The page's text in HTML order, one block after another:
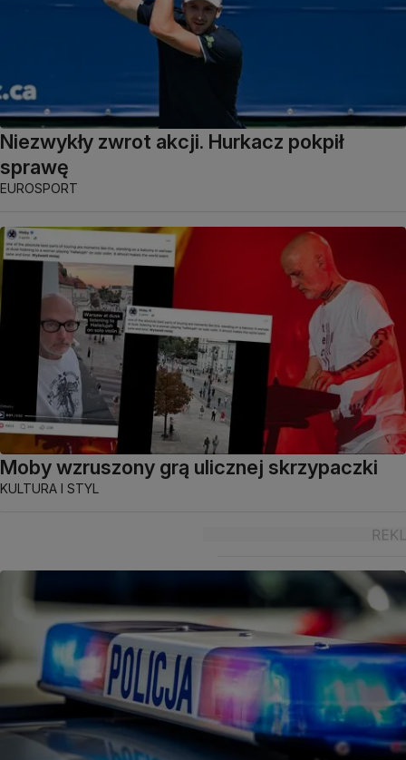
Niezwykły zwrot akcji. Hurkacz pokpił
sprawę
EUROSPORT
Moby wzruszony grą ulicznej skrzypaczki
KULTURA I STYL